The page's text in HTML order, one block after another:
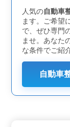
幅広い業務に
着実に積むこ
実＞ この求
の給与が設定
用・労災・健
た、中高年の
期待できる点
人気の自動車
ます。ご希望
で、ぜひ専門
ませ。あなた
な条件でご紹
自動車